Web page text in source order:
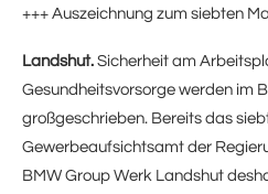
+++ Auszeichnung zum siebten
Landshut. Sicherheit am
Gesundheitsvorsorge werden im
großgeschrieben. Bereits das
Gewerbeaufsichtsamt der
BMW Group Werk Landshut